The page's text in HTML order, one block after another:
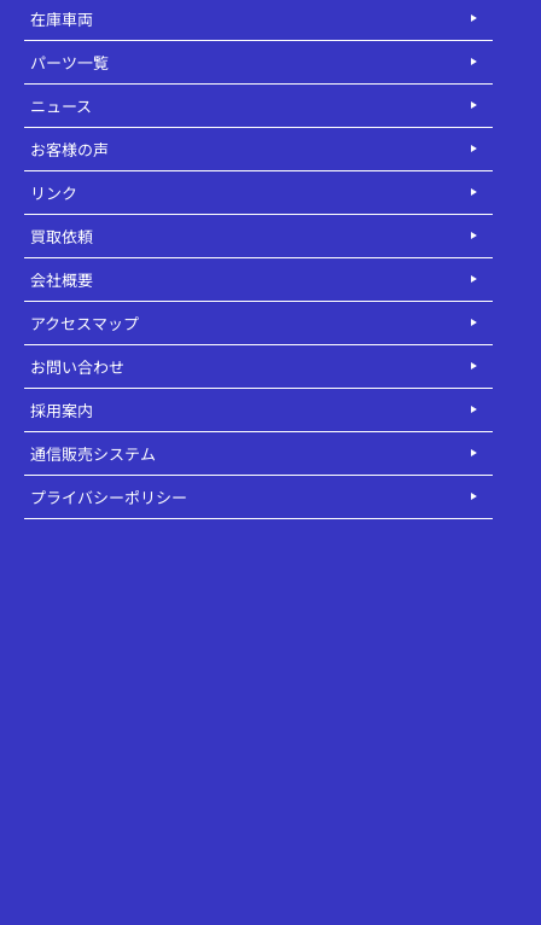
在庫車両
パーツ一覧
ニュース
お客様の声
リンク
買取依頼
会社概要
アクセスマップ
お問い合わせ
採用案内
通信販売システム
プライバシーポリシー